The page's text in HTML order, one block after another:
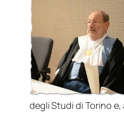
degli Studi di Torino